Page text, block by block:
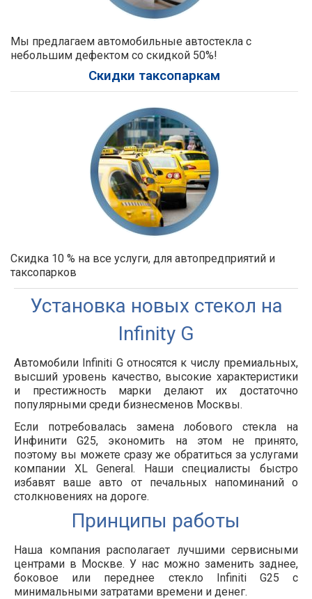
Мы предлагаем автомобильные автостекла с
небольшим дефектом со скидкой 50%!
Скидки таксопаркам
Скидка 10 % на все услуги, для автопредприятий и
таксопарков
Установка новых стекол на
Infinity G
Автомобили Infiniti G относятся к числу премиальных,
высший уровень качество, высокие характеристики
и престижность марки делают их достаточно
популярными среди бизнесменов Москвы.
Если потребовалась замена лобового стекла на
Инфинити G25, экономить на этом не принято,
поэтому вы можете сразу же обратиться за услугами
компании XL General. Наши специалисты быстро
избавят ваше авто от печальных напоминаний о
столкновениях на дороге.
Принципы работы
Наша компания располагает лучшими сервисными
центрами в Москве. У нас можно заменить заднее,
боковое или переднее стекло Infiniti G25 с
минимальными затратами времени и денег.